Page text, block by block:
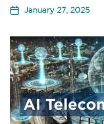
January 27, 2025